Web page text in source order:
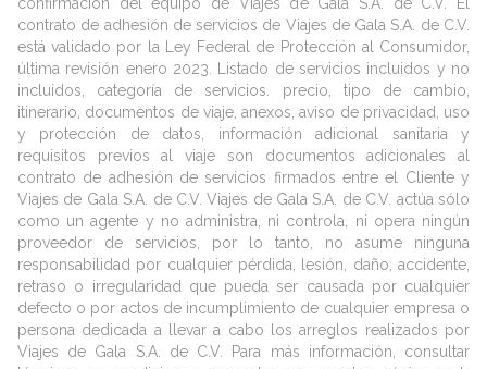
contrato de adhesión de servicios de Viajes de Gala S.A. de C.V.
está validado por la Ley Federal de Protección al Consumidor,
última revisión enero 2023. Listado de servicios incluidos y no
incluidos, categoría de servicios. precio, tipo de cambio,
itinerario, documentos de viaje, anexos, aviso de privacidad, uso
y protección de datos, información adicional sanitaria y
requisitos previos al viaje son documentos adicionales al
contrato de adhesión de servicios firmados entre el Cliente y
Viajes de Gala S.A. de C.V. Viajes de Gala S.A. de C.V. actúa sólo
como un agente y no administra, ni controla, ni opera ningún
proveedor de servicios, por lo tanto, no asume ninguna
responsabilidad por cualquier pérdida, lesión, daño, accidente,
retraso o irregularidad que pueda ser causada por cualquier
defecto o por actos de incumplimiento de cualquier empresa o
persona dedicada a llevar a cabo los arreglos realizados por
Viajes de Gala S.A. de C.V. Para más información, consultar